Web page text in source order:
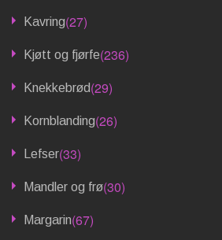
Kavring(27)
Kjøtt og fjørfe(236)
Knekkebrød(29)
Kornblanding(26)
Lefser(33)
Mandler og frø(30)
Margarin(67)